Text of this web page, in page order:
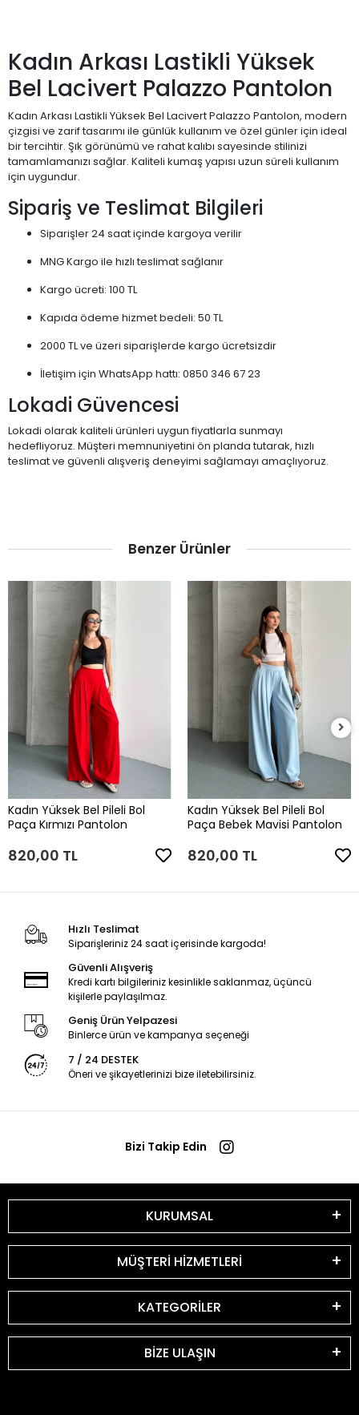
Kadın Arkası Lastikli Yüksek
Bel Lacivert Palazzo Pantolon
Kadın Arkası Lastikli Yüksek Bel Lacivert Palazzo Pantolon, modern
çizgisi ve zarif tasarımı ile günlük kullanım ve özel günler için ideal
bir tercihtir. Şık görünümü ve rahat kalıbı sayesinde stilinizi
tamamlamanızı sağlar. Kaliteli kumaş yapısı uzun süreli kullanım
için uygundur.
Sipariş ve Teslimat Bilgileri
Siparişler 24 saat içinde kargoya verilir
MNG Kargo ile hızlı teslimat sağlanır
Kargo ücreti: 100 TL
Kapıda ödeme hizmet bedeli: 50 TL
2000 TL ve üzeri siparişlerde kargo ücretsizdir
İletişim için WhatsApp hattı: 0850 346 67 23
Lokadi Güvencesi
Lokadi olarak kaliteli ürünleri uygun fiyatlarla sunmayı
hedefliyoruz. Müşteri memnuniyetini ön planda tutarak, hızlı
teslimat ve güvenli alışveriş deneyimi sağlamayı amaçlıyoruz.
Benzer Ürünler
Kadın Yüksek Bel Pileli Bol
Paça Kırmızı Pantolon
820,00 TL
Kadın Yüksek Bel Pileli Bol
Paça Bebek Mavisi Pantolon
820,00 TL
Hızlı Teslimat
Siparişleriniz 24 saat içerisinde kargoda!
Güvenli Alışveriş
Kredi kartı bilgileriniz kesinlikle saklanmaz, üçüncü
kişilerle paylaşılmaz.
Geniş Ürün Yelpazesi
Binlerce ürün ve kampanya seçeneği
7 / 24 DESTEK
Öneri ve şikayetlerinizi bize iletebilirsiniz.
Bizi Takip Edin
KURUMSAL
MÜŞTERİ HİZMETLERİ
KATEGORİLER
BİZE ULAŞIN